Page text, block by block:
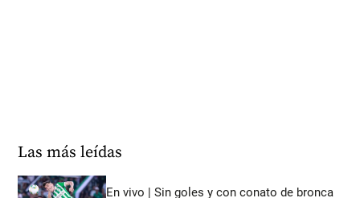
Las más leídas
En vivo | Sin goles y con conato de bronca